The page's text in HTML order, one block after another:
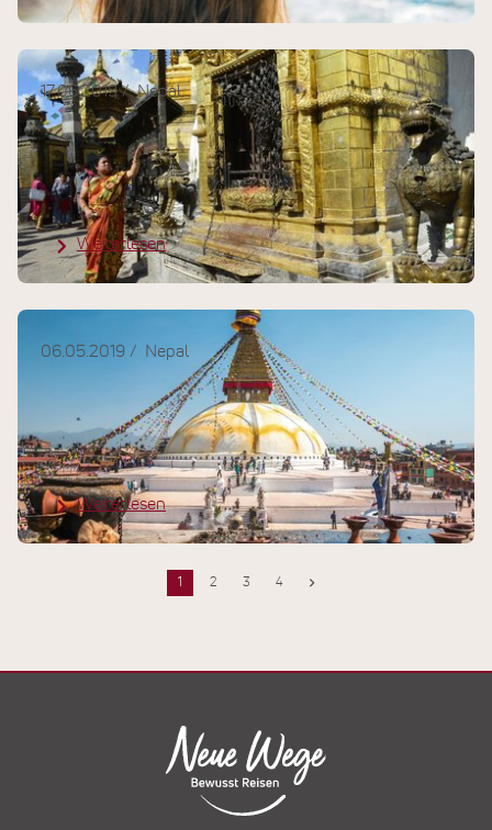
Nepal
17.06.2019
Kunden-Reisebericht: Im Zeichen
des Annapurna, Yoga und Trekking
im Himalaya
Weiterlesen
Nepal
06.05.2019
Kunden-Reisebericht: Yoga,
Meditation und sanftes
Bergtrekking in Nepal
Weiterlesen
1 2 3 4